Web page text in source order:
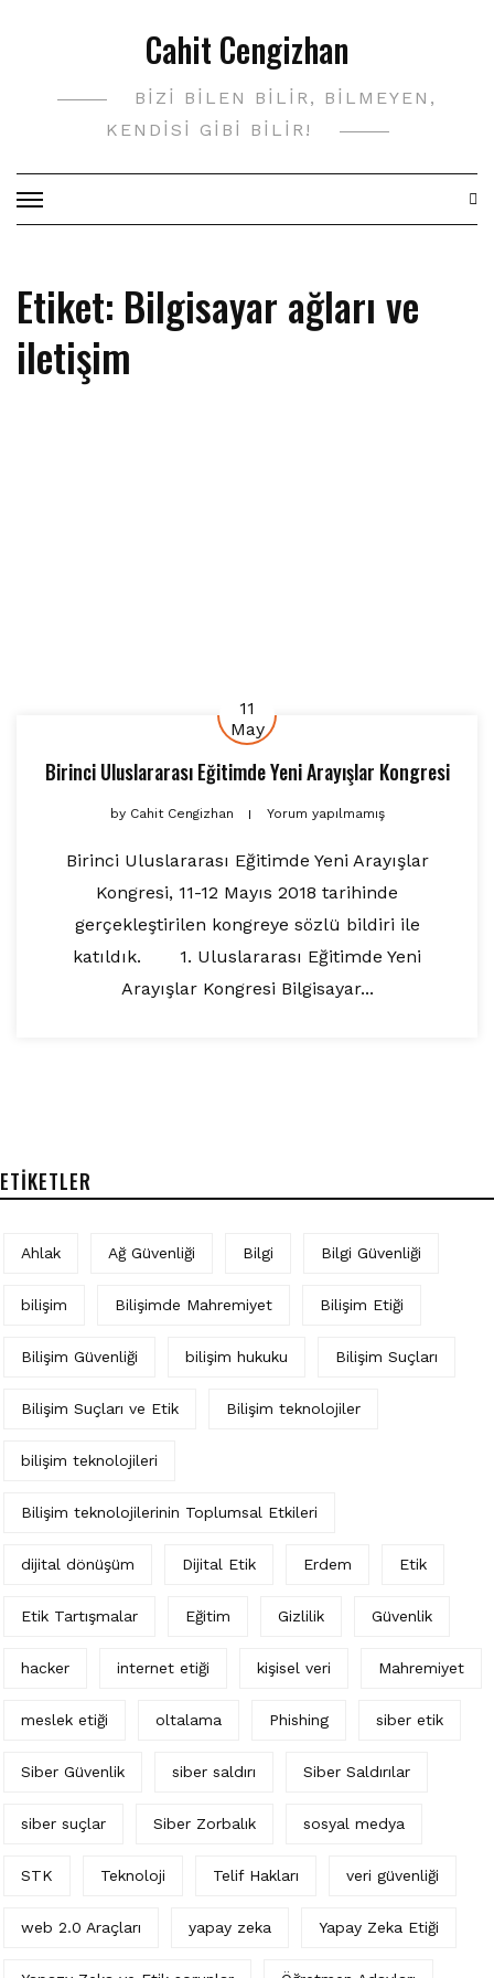
Cahit Cengizhan
BIZI BILEN BILIR, BILMEYEN,
KENDISI GIBI BILIR!
Etiket: Bilgisayar ağları ve
iletişim
11
May
Birinci Uluslararası Eğitimde Yeni Arayışlar Kongresi
byCahit Cengizhan Yorum yapılmamış
Birinci Uluslararası Eğitimde Yeni Arayışlar
Kongresi, 11-12 Mayıs 2018 tarihinde
gerçekleştirilen kongreye sözlü bildiri ile
katıldık. 1. Uluslararası Eğitimde Yeni
Arayışlar Kongresi Bilgisayar...
ETIKETLER
Ahlak Ağ Güvenliği Bilgi Bilgi Güvenliği
bilişim Bilişimde Mahremiyet Bilişim Etiği
Bilişim Güvenliği bilişim hukuku Bilişim Suçları
Bilişim Suçları ve Etik Bilişim teknolojiler
bilişim teknolojileri
Bilişim teknolojilerinin Toplumsal Etkileri
dijital dönüşüm Dijital Etik Erdem Etik
Etik Tartışmalar Eğitim Gizlilik Güvenlik
hacker internet etiği kişisel veri Mahremiyet
meslek etiği oltalama Phishing siber etik
Siber Güvenlik siber saldırı Siber Saldırılar
siber suçlar Siber Zorbalık sosyal medya
STK Teknoloji Telif Hakları veri güvenliği
web 2.0 Araçları yapay zeka Yapay Zeka Etiği